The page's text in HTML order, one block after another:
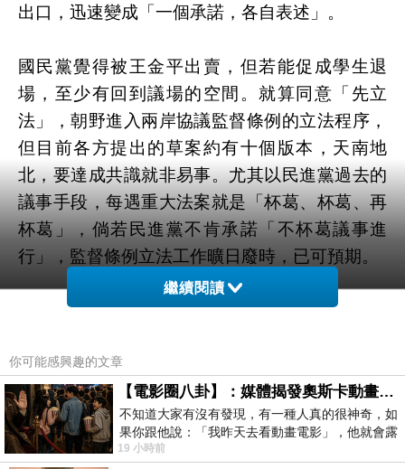
出口，迅速變成「一個承諾，各自表述」。
國民黨覺得被王金平出賣，但若能促成學生退
場，至少有回到議場的空間。就算同意「先立
法」，朝野進入兩岸協議監督條例的立法程序，
但目前各方提出的草案約有十個版本，天南地
北，要達成共識就非易事。尤其以民進黨過去的
議事手段，每遇重大法案就是「杯葛、杯葛、再
杯葛」，倘若民進黨不肯承諾「不杯葛議事進
行」，監督條例立法工作曠日廢時，已可預期。
在服貿協議審查方面。儘管王金平宣示立法前不
服貿審查並行」的底線猶在。尤其法律不追溯既
往，服貿協議是否適用新法，還有得好鬧；且重
啟服貿「逐條審查」程序若難以避免，議事廳也
必定會成為另一個火藥庫。
繼續閱讀
你可能感興趣的文章
【電影圈八卦】：媒體揭發奧斯卡動畫項目投票醜聞！好萊塢為什麼看不起動畫電影？
不知道大家有沒有發現，有一種人真的很神奇，如
果你跟他說：「我昨天去看動畫電影」，他就會露
出一種慈祥的微笑，然後問你是不是陪小
19 小時前